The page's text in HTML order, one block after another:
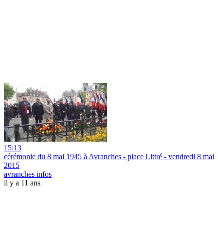
15:13
cérémonie du 8 mai 1945 à Avranches - place Littré - vendredi 8 mai
2015
avranches infos
il y a 11 ans